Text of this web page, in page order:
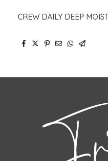
CREW DAILY DEEP